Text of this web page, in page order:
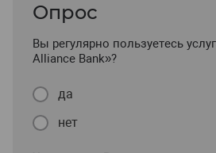
Опрос
Вы регулярно пользуетесь
Alliance Bank»?
да
нет